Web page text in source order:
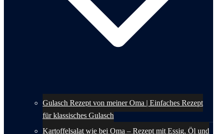
Gulasch Rezept von meiner Oma | Einfaches Rezept
für klassisches Gulasch
Kartoffelsalat wie bei Oma – Rezept mit Essig, Öl und